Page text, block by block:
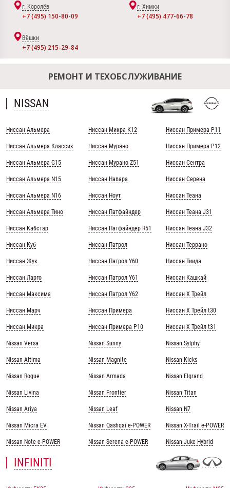
г. Королёв
+7 (495) 150-80-09
г. Химки
+7 (495) 477-66-78
Вёшки
+7 (495) 215-29-84
РЕМОНТ И ТЕХОБСЛУЖИВАНИЕ
NISSAN
Ниссан Альмера
Ниссан Альмера Классик
Ниссан Альмера G15
Ниссан Альмера N15
Ниссан Альмера N16
Ниссан Альмера Тино
Ниссан Кабстар
Ниссан Куб
Ниссан Жук
Ниссан Ларго
Ниссан Максима
Ниссан Марч
Ниссан Микра
Nissan Versa
Nissan Altima
Nissan Rogue
Nissan Livina
Nissan Ariya
Nissan Micra EV
Nissan Note e-POWER
Ниссан Микра К12
Ниссан Мурано
Ниссан Мурано Z51
Ниссан Навара
Ниссан Ноут
Ниссан Патфайндер
Ниссан Патфайндер R51
Ниссан Патрол
Ниссан Патрол Y60
Ниссан Патрол Y61
Ниссан Патрол Y62
Ниссан Примера
Ниссан Примера Р10
Nissan Sunny
Nissan Magnite
Nissan Armada
Nissan Frontier
Nissan Leaf
Nissan Qashqai e-POWER
Nissan Serena e-POWER
Ниссан Примера Р11
Ниссан Примера Р12
Ниссан Сентра
Ниссан Серена
Ниссан Теана
Ниссан Теана J31
Ниссан Теана J32
Ниссан Террано
Ниссан Тиида
Ниссан Кашкай
Ниссан Х Трейл
Ниссан Х Трейл t30
Ниссан Х Трейл t31
Nissan Sylphy
Nissan Kicks
Nissan Elgrand
Nissan Titan
Nissan N7
Nissan X-Trail e-POWER
Nissan Juke Hybrid
INFINITI